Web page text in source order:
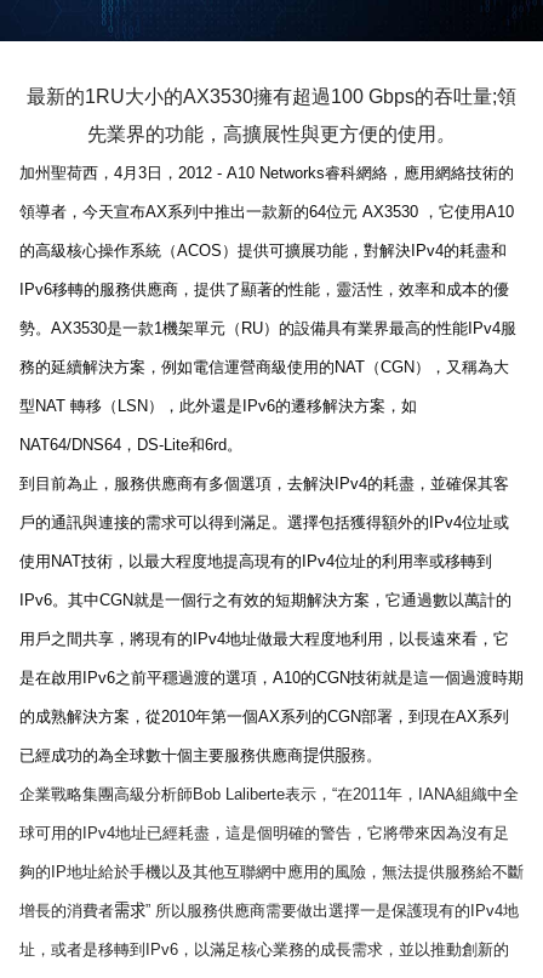
最新的1RU大小的AX3530擁有超過100 Gbps的吞吐量;領
先業界的功能，高擴展性與更方便的使用 。
加州聖荷西， 4月 3日， 2012 - A10 Networks睿科網絡，應用網絡技術的
領導者，今天宣布AX系列中推出一款新的64位元AX3530 ，它使用A10
的高級核心操作系統（ACOS ）提供可擴展功能， 對解決IPv4的耗盡和
IPv6移轉的服務供應商，提供了顯著的性能，靈活性，效率和成本的優
勢。 AX3530是一款1機架單元（ RU）的設備具有業界最高的性能IPv4服
務的延續解決方案，例如電信運營商級使用的 NAT（CGN ），又稱為大
型 NAT 轉移（ LSN ），此外還是 IPv6的遷移解決方案，如
NAT64/DNS64， DS-Lite和6rd。
到目前為止，服務供應商有多個選項，去解決IPv4的耗盡，並確保其客
戶的通訊與連接的需求可以得到滿足。選擇包括獲得額外的 IPv4位址或
使用 NAT技術，以最大程度地提高現有的 IPv4位址的利用率或移轉到
IPv6。其中CGN就是一個行之有效的短期解決方案，它通過數以萬計的
用戶之間共享，將現有的 IPv4地址做最大程度地利用，以長遠來看，它
是在啟用 IPv6之前平穩過渡的選項， A10的CGN技術就是這一個過渡時期
的成熟解決方案，從2010年第一個AX系列的CGN部署，到現在AX系列
已經成功的為全球數十個主要服務供應商提供服務。
企業戰略集團高級分析師Bob Laliberte表示， “在2011年， IANA組織中全
球可用的 IPv4地址已經耗盡，這是個明確的警告，它將帶來因為沒有足
夠的 IP地址給於手機以及其他互聯網中應用的風險，無法提供服務給不斷
增長的消費者需求” 所以服務供應商需要做出選擇一是保護現有的 IPv4地
址，或者是移轉到 IPv6，以滿足核心業務的成長需求，並以推動創新的